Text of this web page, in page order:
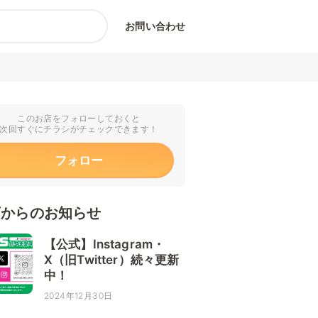
お問い合わせ
このお店をフォローしておくと
次回すぐにチラシがチェックできます！
フォロー
らのお知らせ
【公式】Instagram・
X（旧Twitter）続々更新
中！
2024年12月30日